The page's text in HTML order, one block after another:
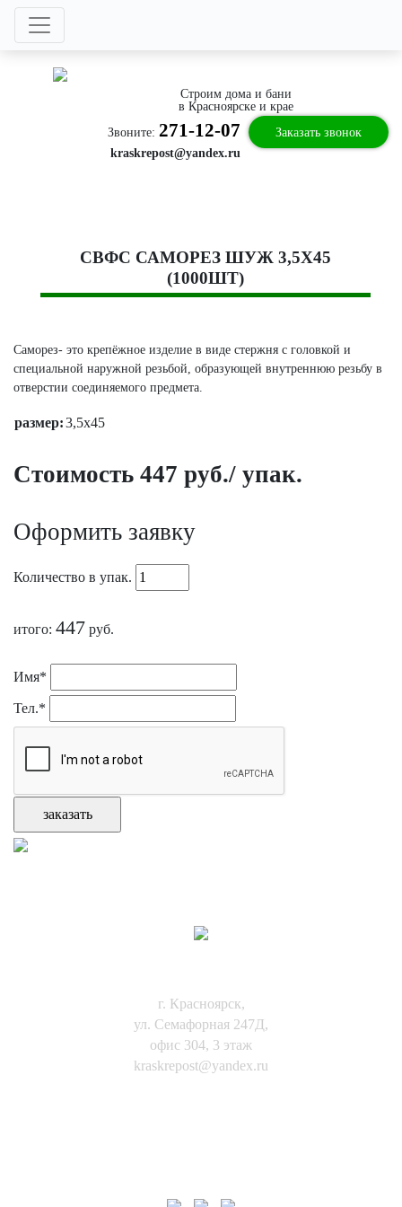
Строим дома и бани
в Красноярске и крае
Звоните: 271-12-07
kraskrepost@yandex.ru
Заказать звонок
СВФС САМОРЕЗ ШУЖ 3,5Х45
(1000ШТ)
Саморез- это крепёжное изделие в виде стержня с головкой и
специальной наружной резьбой, образующей внутреннюю резьбу в
отверстии соединяемого предмета.
размер:3,5х45
Стоимость 447 руб./ упак.
Оформить заявку
Количество в упак.
итого: 447 руб.
Имя*
Тел.*
г. Красноярск,
ул. Семафорная 247Д,
офис 304, 3 этаж
kraskrepost@yandex.ru